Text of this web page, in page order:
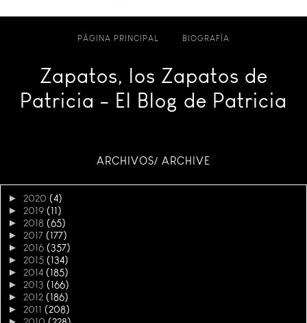
PÁGINA PRINCIPAL BIOGRAFÍA
Zapatos, los Zapatos de
Patricia - El Blog de Patricia
ARCHIVOS/ ARCHIVE
► 2020 (4)
► 2019 (11)
► 2018 (65)
► 2017 (177)
► 2016 (357)
► 2015 (134)
► 2014 (185)
► 2013 (166)
► 2012 (186)
► 2011 (208)